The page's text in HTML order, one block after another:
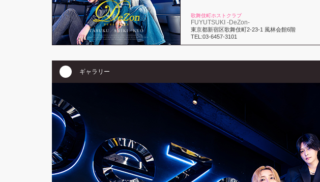
歌舞伎町ホストクラブ
FUYUTSUKI -DeZon-
東京都新宿区歌舞伎町2-23-1 風林会館6階
TEL:03-6457-3101
ギャラリー